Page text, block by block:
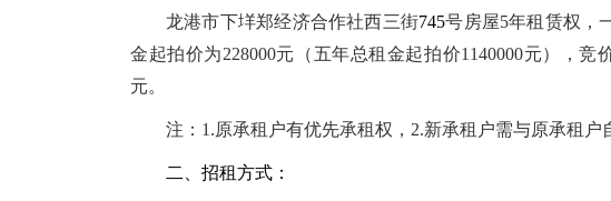
龙港市下垟郑经济合作社西三街745号房屋5年租赁权，
金起拍价为228000元（五年总租金起拍价1140000元），
元。
注： 1.原承租户有优先承租权，2.新承租户需与原承租户
二、招租方式：